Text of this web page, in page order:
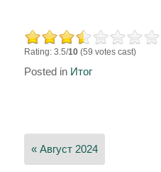
Rating: 3.5/10(59 votes cast)
Posted in Итог
по
записям
« Август 2024